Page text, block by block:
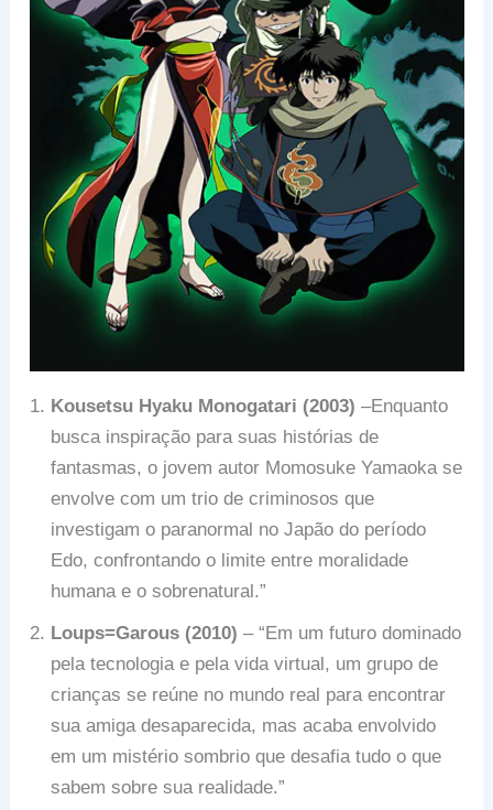
Kousetsu Hyaku Monogatari (2003) –Enquanto
busca inspiração para suas histórias de
fantasmas, o jovem autor Momosuke Yamaoka se
envolve com um trio de criminosos que
investigam o paranormal no Japão do período
Edo, confrontando o limite entre moralidade
humana e o sobrenatural.”
Loups=Garous (2010) – “Em um futuro dominado
pela tecnologia e pela vida virtual, um grupo de
crianças se reúne no mundo real para encontrar
sua amiga desaparecida, mas acaba envolvido
em um mistério sombrio que desafia tudo o que
sabem sobre sua realidade.”